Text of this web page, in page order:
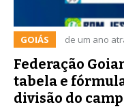
GOIÁS de um ano
Federação
tabela e
divisão do